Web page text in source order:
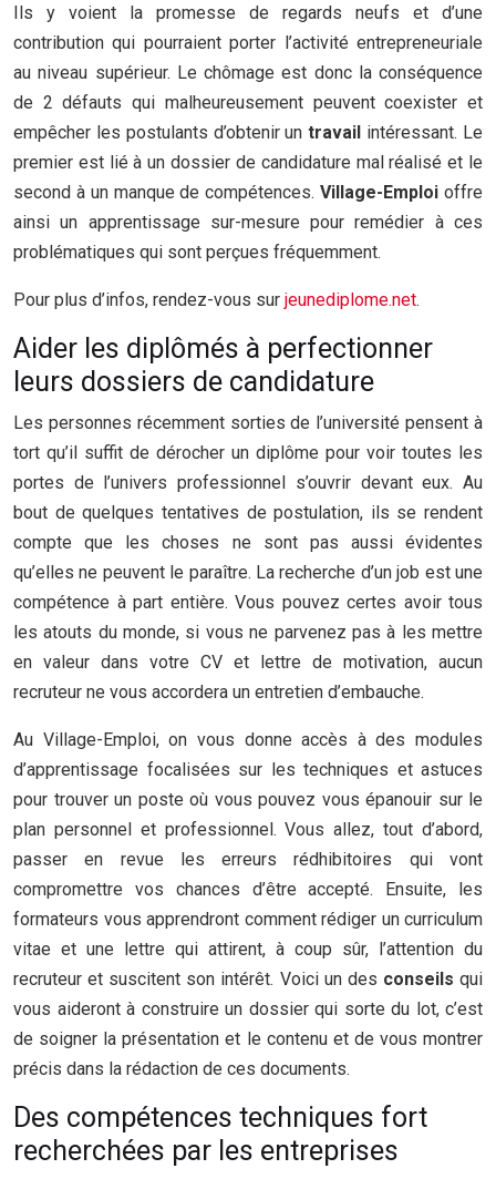
Ils y voient la promesse de regards neufs et d’une
contribution qui pourraient porter l’activité entrepreneuriale
au niveau supérieur. Le chômage est donc la conséquence
de 2 défauts qui malheureusement peuvent coexister et
empêcher les postulants d’obtenir untravail intéressant. Le
premier est lié à un dossier de candidature mal réalisé et le
second à un manque de compétences.Village-Emploi offre
ainsi un apprentissage sur-mesure pour remédier à ces
problématiques qui sont perçues fréquemment.
Pour plus d’infos, rendez-vous sur jeunediplome.net.
Aider les diplômés à perfectionner
leurs dossiers de candidature
Les personnes récemment sorties de l’université pensent à
tort qu’il suffit de dérocher un diplôme pour voir toutes les
portes de l’univers professionnel s’ouvrir devant eux. Au
bout de quelques tentatives de postulation, ils se rendent
compte que les choses ne sont pas aussi évidentes
qu’elles ne peuvent le paraître. La recherche d’un job est une
compétence à part entière. Vous pouvez certes avoir tous
les atouts du monde, si vous ne parvenez pas à les mettre
en valeur dans votre CV et lettre de motivation, aucun
recruteur ne vous accordera un entretien d’embauche.
Au Village-Emploi, on vous donne accès à des modules
d’apprentissage focalisées sur les techniques et astuces
pour trouver un poste où vous pouvez vous épanouir sur le
plan personnel et professionnel. Vous allez, tout d’abord,
passer en revue les erreurs rédhibitoires qui vont
compromettre vos chances d’être accepté. Ensuite, les
formateurs vous apprendront comment rédiger un curriculum
vitae et une lettre qui attirent, à coup sûr, l’attention du
recruteur et suscitent son intérêt. Voici un des conseils qui
vous aideront à construire un dossier qui sorte du lot, c’est
de soigner la présentation et le contenu et de vous montrer
précis dans la rédaction de ces documents.
Des compétences techniques fort
recherchées par les entreprises